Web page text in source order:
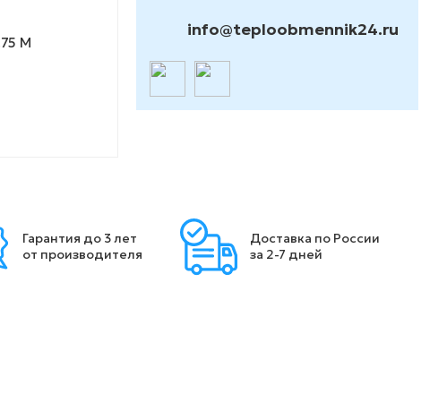
M
info@teploobmennik24.ru
Гарантия до 3 лет
от производителя
Доставка по России
за 2-7 дней